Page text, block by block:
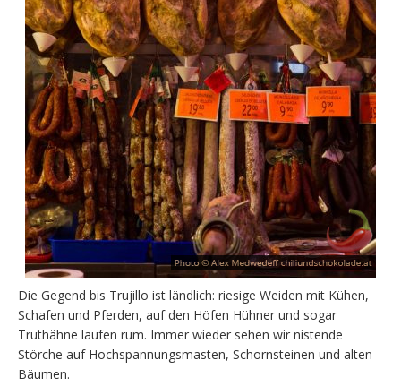
Die Gegend bis Trujillo ist ländlich: riesige Weiden mit Kühen,
Schafen und Pferden, auf den Höfen Hühner und sogar
Truthähne laufen rum. Immer wieder sehen wir nistende
Störche auf Hochspannungsmasten, Schornsteinen und alten
Bäumen.